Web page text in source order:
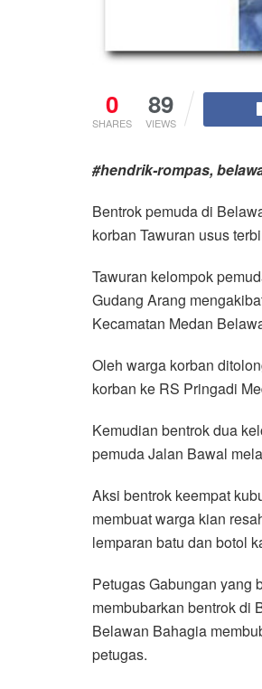
0
SHARES
89
VIEWS
#hendrik-rompas,
Bentrok pemuda di
korban Tawuran usus
Tawuran kelompok
Gudang Arang
Kecamatan Medan
Oleh warga korban
korban ke RS Pringadi
Kemudian bentrok dua
pemuda Jalan Bawal
Aksi bentrok keempat
membuat warga kian
lemparan batu dan botol
Petugas Gabungan yang
membubarkan bentrok di
Belawan Bahagia
petugas.